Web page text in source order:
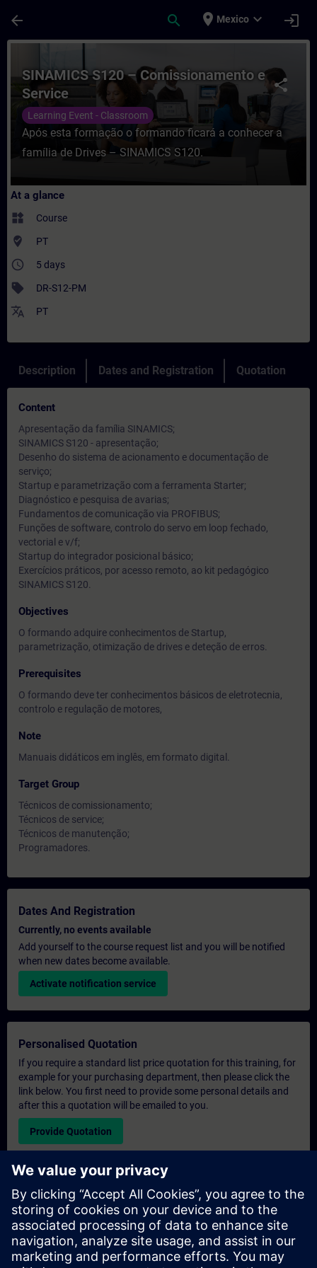
arrow_back search place Mexico expand_more login
share
SINAMICS S120 – Comissionamento e
Service
Learning Event - Classroom
Após esta formação o formando ficará a conhecer a
família de Drives – SINAMICS S120.
At a glance
widgets Course
where_to_vote PT
access_time 5 days
sell DR-S12-PM
translate PT
Description Dates and Registration Quotation
Content
Apresentação da família SINAMICS;
SINAMICS S120 - apresentação;
Desenho do sistema de acionamento e documentação de
serviço;
Startup e parametrização com a ferramenta Starter;
Diagnóstico e pesquisa de avarias;
Fundamentos de comunicação via PROFIBUS;
Funções de software, controlo do servo em loop fechado,
vectorial e v/f;
Startup do integrador posicional básico;
Exercícios práticos, por acesso remoto, ao kit pedagógico
SINAMICS S120.
Objectives
O formando adquire conhecimentos de Startup,
parametrização, otimização de drives e deteção de erros.
Prerequisites
O formando deve ter conhecimentos básicos de eletrotecnia,
controlo e regulação de motores,
Note
Manuais didáticos em inglês, em formato digital.
Target Group
Técnicos de comissionamento;
Técnicos de service;
Técnicos de manutenção;
Programadores.
Dates And Registration
Currently, no events available
Add yourself to the course request list and you will be notified
when new dates become available.
Activate notification service
Personalised Quotation
If you require a standard list price quotation for this training, for
example for your purchasing department, then please click the
link below. You first need to provide some personal details and
after this a quotation will be emailed to you.
Provide Quotation
Exclusive Training Enquiry
Please complete the enquiry form below if you require a
quotation for an exclusive training course either on-site, virtually
or at our SITRAIN training centre. This type of request would be
suitable for larger groups ( 6 and above). After providing your
contact details and your training requirements, you will receive a